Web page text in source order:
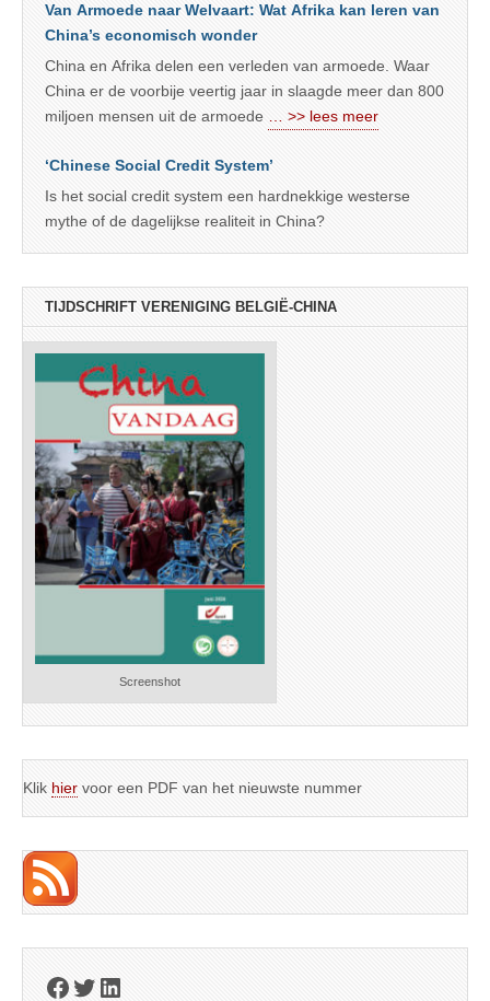
Van Armoede naar Welvaart: Wat Afrika kan leren van
China’s economisch wonder
China en Afrika delen een verleden van armoede. Waar
China er de voorbije veertig jaar in slaagde meer dan 800
miljoen mensen uit de armoede
… >> lees meer
‘Chinese Social Credit System’
Is het social credit system een hardnekkige westerse
mythe of de dagelijkse realiteit in China?
TIJDSCHRIFT VERENIGING BELGIË-CHINA
Screenshot
Klik hier voor een PDF van het nieuwste nummer
Facebook
Twitter
LinkedIn